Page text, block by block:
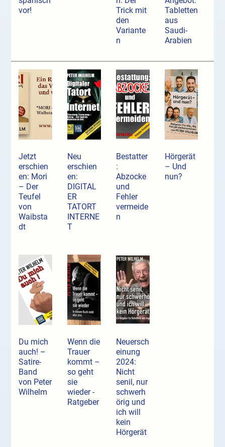
vor!
Trick mit
den
Variante
n
Tabletten
aus
Saudi-
Arabien
Jetzt
erschien
en: Mori
– Der
Teufel
von
Waibsta
dt
Neu
erschien
en:
DIGITAL
ER
TATORT
INTERNE
T
Bestatter
:
Abzocke
und
Fehler
vermeide
n
Hörgerät
– Und
nun?
Du mich
auch! –
Satire-
Band
von Peter
Wilhelm
Wenn die
Trauer
kommt –
so geht
sie
wieder -
Ratgeber
Neuersch
einung
2024:
Nicht
senil, nur
schwerh
örig und
ich will
kein
Hörgerät